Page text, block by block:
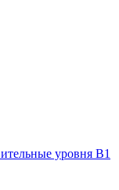
уровня B1